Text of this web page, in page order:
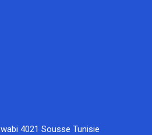
4021 Sousse Tunisie